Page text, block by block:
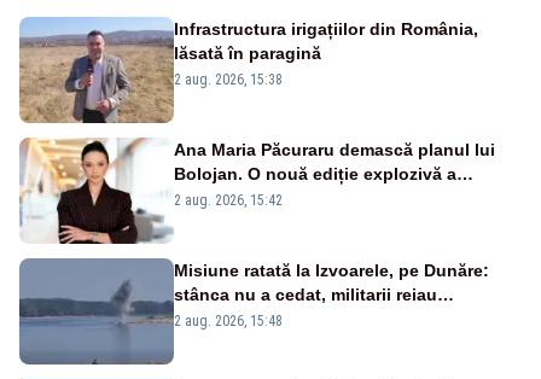
Infrastructura irigațiilor din România,
lăsată în paragină
2 aug. 2026, 15:38
Ana Maria Păcuraru demască planul lui
Bolojan. O nouă ediție explozivă a
emisiunii „Miza Zilei” la Realitatea PLUS
2 aug. 2026, 15:42
Misiune ratată la Izvoarele, pe Dunăre:
stânca nu a cedat, militarii reiau
detonările luni – VIDEO
2 aug. 2026, 15:48